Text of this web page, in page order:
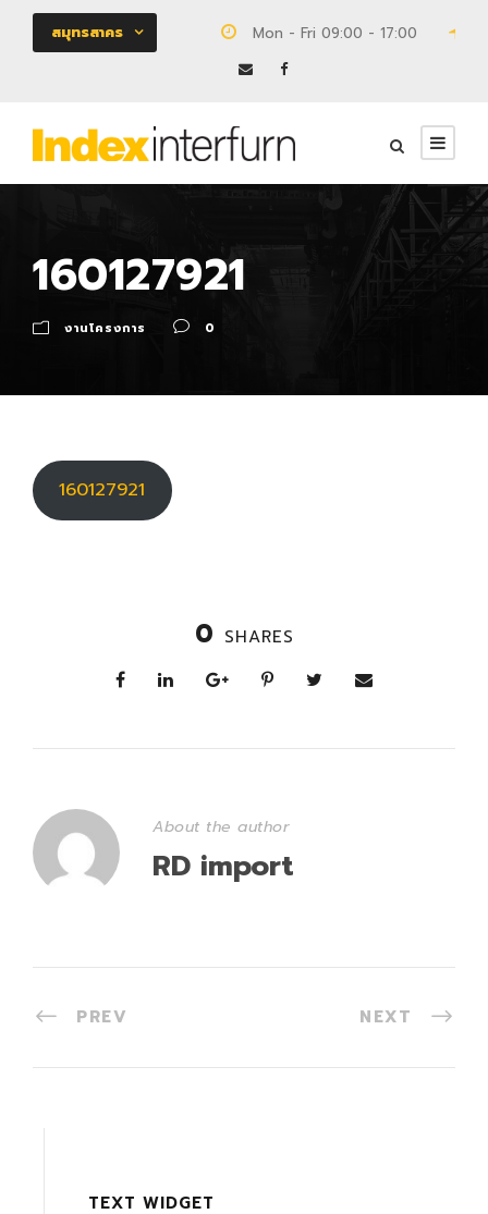
สมุทรสาคร Mon - Fri 09:00 - 17:00
160127921
งานโครงการ 0
160127921
0 SHARES
About the author
RD import
PREV NEXT
TEXT WIDGET